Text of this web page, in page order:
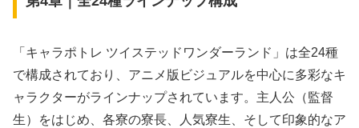
「キャラポトレ ツイステッドワンダーランド」は全24種
で構成されており、アニメ版ビジュアルを中心に多彩なキ
ャラクターがラインナップされています。主人公（監督
生）をはじめ、各寮の寮長、人気寮生、そして印象的なア